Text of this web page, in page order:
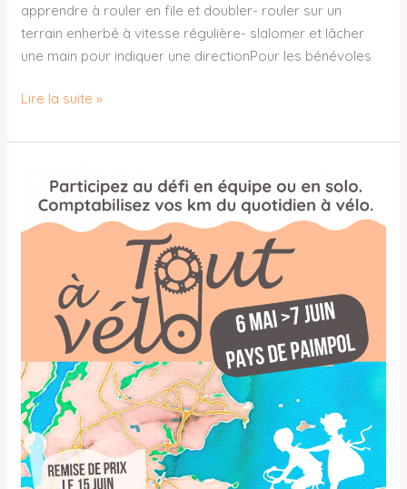
apprendre à rouler en file et doubler- rouler sur un
terrain enherbé à vitesse régulière- slalomer et lâcher
une main pour indiquer une directionPour les bénévoles
Lire la suite »
2024